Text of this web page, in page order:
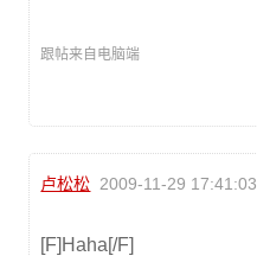
跟帖来自电脑端
卢松松 2009-11-29 17:41:03
[F]Haha[/F]